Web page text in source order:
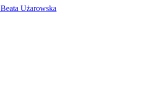
Beata Użarowska